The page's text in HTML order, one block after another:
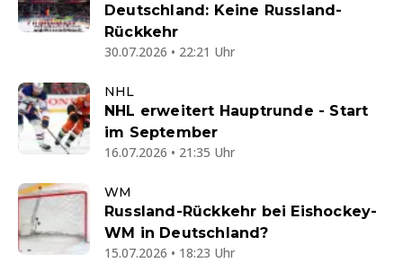
Deutschland: Keine Russland-
Rückkehr
30.07.2026 • 22:21 Uhr
NHL
NHL erweitert Hauptrunde - Start
im September
16.07.2026 • 21:35 Uhr
WM
Russland-Rückkehr bei Eishockey-
WM in Deutschland?
15.07.2026 • 18:23 Uhr